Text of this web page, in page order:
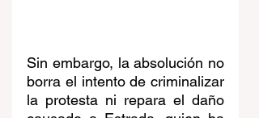
Sin embargo, la absolución no
borra el intento de criminalizar
la protesta ni repara el daño